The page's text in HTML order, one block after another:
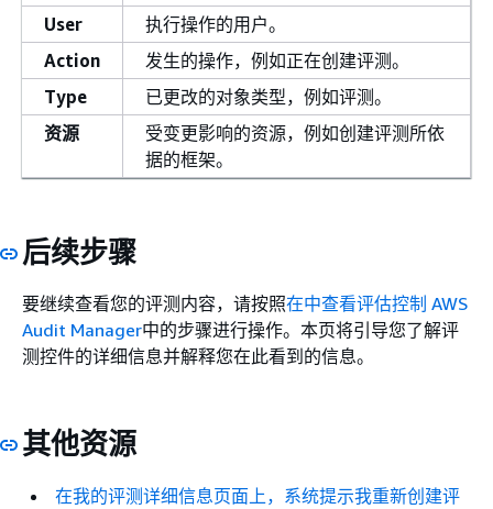
User
执行操作的用户。
Action
发生的操作，例如正在创建评测。
Type
已更改的对象类型，例如评测。
资源
受变更影响的资源，例如创建评测所依
据的框架。
后续步骤
要继续查看您的评测内容，请按照在中查看评估控制 AWS
Audit Manager中的步骤进行操作。本页将引导您了解评
测控件的详细信息并解释您在此看到的信息。
其他资源
在我的评测详细信息页面上，系统提示我重新创建评